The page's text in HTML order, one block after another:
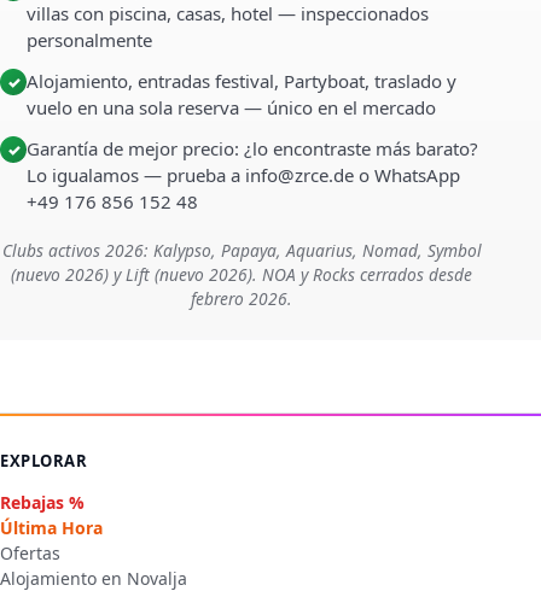
villas con piscina, casas, hotel — inspeccionados
personalmente
✓ Alojamiento, entradas festival, Partyboat, traslado y
vuelo en una sola reserva — único en el mercado
✓ Garantía de mejor precio: ¿lo encontraste más barato?
Lo igualamos — prueba a info@zrce.de o WhatsApp
+49 176 856 152 48
Clubs activos 2026: Kalypso, Papaya, Aquarius, Nomad, Symbol
(nuevo 2026) y Lift (nuevo 2026). NOA y Rocks cerrados desde
febrero 2026.
EXPLORAR
Rebajas %
Última Hora
Ofertas
Alojamiento en Novalja